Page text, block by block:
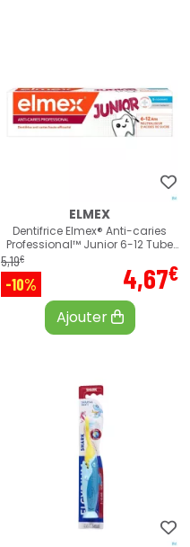
ELMEX
Dentifrice Elmex® Anti-caries
Professional™ Junior 6-12 Tube
5,19€
-10% 4,67€
Ajouter